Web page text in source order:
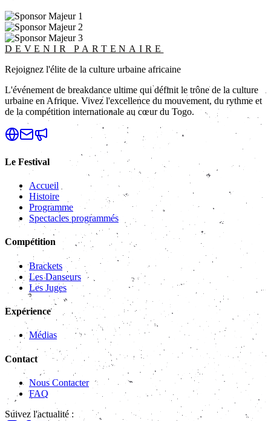
DEVENIR PARTENAIRE
Rejoignez l'élite de la culture urbaine africaine
L'événement de breakdance ultime qui définit le trône de la culture
urbaine en Afrique. Vivez l'excellence du mouvement, du rythme et
de la compétition internationale au cœur du Togo.
Le Festival
Accueil
Histoire
Programme
Spectacles programmés
Compétition
Brackets
Les Danseurs
Les Juges
Expérience
Médias
Contact
Nous Contacter
FAQ
Suivez l'actualité :